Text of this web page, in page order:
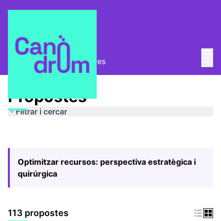
Pla Estratègic Propostes
Propostes
Filtrar i cercar
Optimitzar recursos: perspectiva estratègica i
quirúrgica
113 propostes